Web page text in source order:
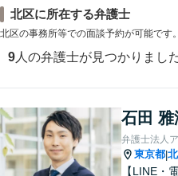
北区に所在する弁護士
北区の事務所等での面談予約が可能です。
9 人の弁護士が見つかりまし
石田 雅
弁護士法人
東京都|
【LINE・